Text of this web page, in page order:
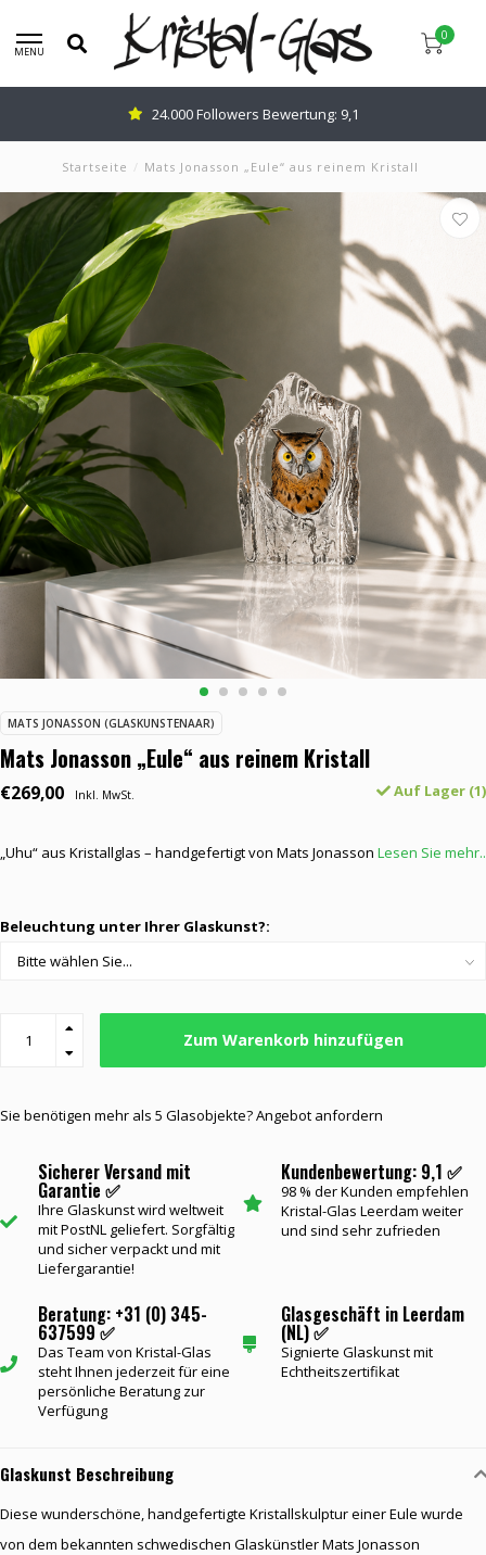
MENU
0
24.000 Followers Bewertung: 9,1
Startseite / Mats Jonasson „Eule“ aus reinem Kristall
MATS JONASSON (GLASKUNSTENAAR)
Mats Jonasson „Eule“ aus reinem Kristall
€269,00 Inkl. MwSt. Auf Lager (1)
„Uhu“ aus Kristallglas – handgefertigt von Mats Jonasson Lesen Sie mehr..
Beleuchtung unter Ihrer Glaskunst?:
Zum Warenkorb hinzufügen
Sie benötigen mehr als 5 Glasobjekte? Angebot anfordern
Sicherer Versand mit
Garantie ✅
Ihre Glaskunst wird weltweit
mit PostNL geliefert. Sorgfältig
und sicher verpackt und mit
Liefergarantie!
Kundenbewertung: 9,1 ✅
98 % der Kunden empfehlen
Kristal-Glas Leerdam weiter
und sind sehr zufrieden
Beratung: +31 (0) 345-
637599 ✅
Das Team von Kristal-Glas
steht Ihnen jederzeit für eine
persönliche Beratung zur
Verfügung
Glasgeschäft in Leerdam
(NL) ✅
Signierte Glaskunst mit
Echtheitszertifikat
Glaskunst Beschreibung
Diese wunderschöne, handgefertigte Kristallskulptur einer Eule wurde
von dem bekannten schwedischen Glaskünstler Mats Jonasson